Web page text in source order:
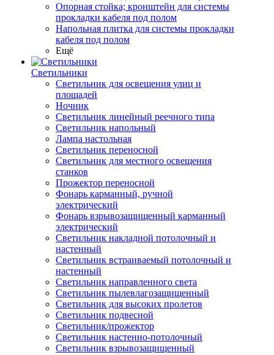
Опорная стойка; кронштейн для системы
прокладки кабеля под полом
Напольная плитка для системы прокладки
кабеля под полом
Ещё
Светильники
Светильник для освещения улиц и
площадей
Ночник
Светильник линейный реечного типа
Светильник напольный
Лампа настольная
Светильник переносной
Светильник для местного освещения
станков
Прожектор переносной
Фонарь карманный, ручной
электрический
Фонарь взрывозащищенный карманный
электрический
Светильник накладной потолочный и
настенный
Светильник встраиваемый потолочный и
настенный
Светильник направленного света
Светильник пылевлагозащищенный
Светильник для высоких пролетов
Светильник подвесной
Светильник/прожектор
Светильник настенно-потолочный
Светильник взрывозащищенный